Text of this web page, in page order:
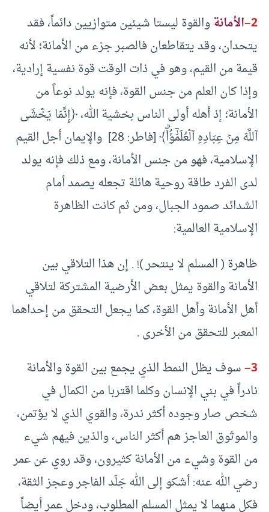
2
–الأمانةوالقوة ليستا شيئين متوازيين دائماً، فقد
يتحدان، وقد يتقاطعان فالصبر جزء من الأمانة؛ لأنه
قيمة من القيم، وهو في ذات الوقت قوة نفسية إرادية،
وإذا كان العلم من جنس القوة، فإنه يولد نوعاً من
الأمانة؛ إذ أهله أولى الناس بخشية الله، ﴿‌إِنَّمَا ‌يَخۡشَى
ٱللَّهَ مِنۡ عِبَادِهِ ٱلۡعُلَمَٰٓؤُاْۗ﴾ [فاطر: 28] والإيمان أجل القيم
الإسلامية، فهو من جنس الأمانة، ومع ذلك فإنه يولد
لدى الفرد طاقة روحية هائلة تجعله يصمد أمام
الشدائد صمود الجبال، ومن ثم كانت الظاهرة
الإسلامية العالمية:
ظاهرة ( المسلم لا ينتحر )! . إن هذا التلاقي بين
الأمانة والقوة يمثل بعض الأرضية المشتركة لتلاقي
أهل الأمانة وأهل القوة، كما يجعل التحقق من إحداهما
المعبر للتحقق من الأخرى .
3
–سوف يظل النمط الذي يجمع بين القوة والأمانة
نادراً في بني الإنسان وكلما اقتربا من الكمال في
شخص صار وجوده أكثر ندرة، والقوي الذي لا يؤتمن،
والموثوق العاجز هم أكثر الناس، والذين فيهم شيء
من القوة وشيء من الأمانة كثيرون، وقد روي عن عمر
رضي الله عنه: أشكو إلى الله جَلَد الفاجر وعجز الثقة،
فكل منهما لا يمثل المسلم المطلوب، ودخل عمر أيضاً